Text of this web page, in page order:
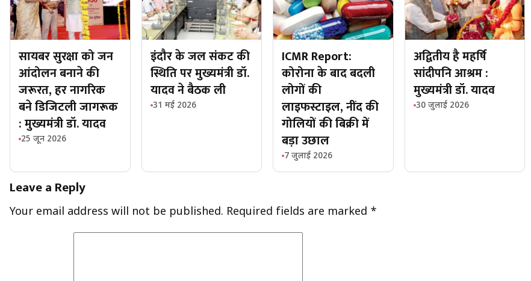
सायबर सुरक्षा को जन
आंदोलन बनाने की
जरूरत, हर नागरिक
बने डिजिटली जागरूक
: मुख्यमंत्री डॉ. यादव
25 जून 2026
इंदौर के जल संकट की
स्थिति पर मुख्यमंत्री डॉ.
यादव ने बैठक ली
31 मई 2026
ICMR Report:
कोरोना के बाद बदली
लोगों की
लाइफस्टाइल, नींद की
गोलियों की बिक्री में
बड़ा उछाल
7 जुलाई 2026
अद्वितीय है महर्षि
सांदीपनि आश्रम :
मुख्यमंत्री डॉ. यादव
30 जुलाई 2026
Leave a Reply
Your email address will not be published. Required fields are marked *